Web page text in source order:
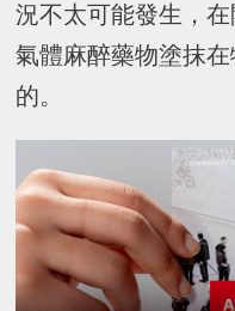
況不太可能發生，
氣體麻醉藥物塗抹
的。